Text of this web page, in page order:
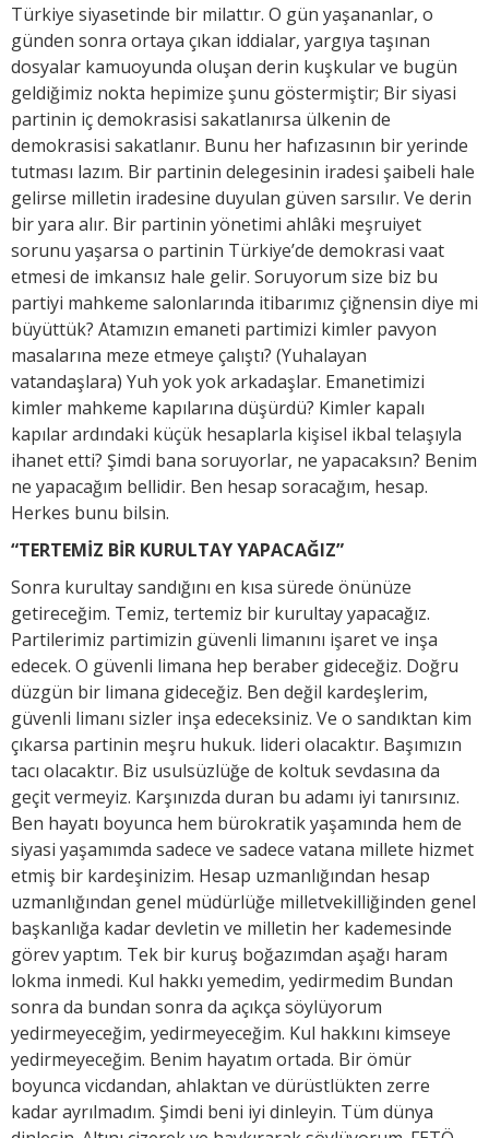
Türkiye siyasetinde bir milattır. O gün yaşananlar, o
günden sonra ortaya çıkan iddialar, yargıya taşınan
dosyalar kamuoyunda oluşan derin kuşkular ve bugün
geldiğimiz nokta hepimize şunu göstermiştir; Bir siyasi
partinin iç demokrasisi sakatlanırsa ülkenin de
demokrasisi sakatlanır. Bunu her hafızasının bir yerinde
tutması lazım. Bir partinin delegesinin iradesi şaibeli hale
gelirse milletin iradesine duyulan güven sarsılır. Ve derin
bir yara alır. Bir partinin yönetimi ahlâki meşruiyet
sorunu yaşarsa o partinin Türkiye’de demokrasi vaat
etmesi de imkansız hale gelir. Soruyorum size biz bu
partiyi mahkeme salonlarında itibarımız çiğnensin diye mi
büyüttük? Atamızın emaneti partimizi kimler pavyon
masalarına meze etmeye çalıştı? (Yuhalayan
vatandaşlara) Yuh yok yok arkadaşlar. Emanetimizi
kimler mahkeme kapılarına düşürdü? Kimler kapalı
kapılar ardındaki küçük hesaplarla kişisel ikbal telaşıyla
ihanet etti? Şimdi bana soruyorlar, ne yapacaksın? Benim
ne yapacağım bellidir. Ben hesap soracağım, hesap.
Herkes bunu bilsin.
“TERTEMİZ BİR KURULTAY YAPACAĞIZ”
Sonra kurultay sandığını en kısa sürede önünüze
getireceğim. Temiz, tertemiz bir kurultay yapacağız.
Partilerimiz partimizin güvenli limanını işaret ve inşa
edecek. O güvenli limana hep beraber gideceğiz. Doğru
düzgün bir limana gideceğiz. Ben değil kardeşlerim,
güvenli limanı sizler inşa edeceksiniz. Ve o sandıktan kim
çıkarsa partinin meşru hukuk. lideri olacaktır. Başımızın
tacı olacaktır. Biz usulsüzlüğe de koltuk sevdasına da
geçit vermeyiz. Karşınızda duran bu adamı iyi tanırsınız.
Ben hayatı boyunca hem bürokratik yaşamında hem de
siyasi yaşamımda sadece ve sadece vatana millete hizmet
etmiş bir kardeşinizim. Hesap uzmanlığından hesap
uzmanlığından genel müdürlüğe milletvekilliğinden genel
başkanlığa kadar devletin ve milletin her kademesinde
görev yaptım. Tek bir kuruş boğazımdan aşağı haram
lokma inmedi. Kul hakkı yemedim, yedirmedim Bundan
sonra da bundan sonra da açıkça söylüyorum
yedirmeyeceğim, yedirmeyeceğim. Kul hakkını kimseye
yedirmeyeceğim. Benim hayatım ortada. Bir ömür
boyunca vicdandan, ahlaktan ve dürüstlükten zerre
kadar ayrılmadım. Şimdi beni iyi dinleyin. Tüm dünya